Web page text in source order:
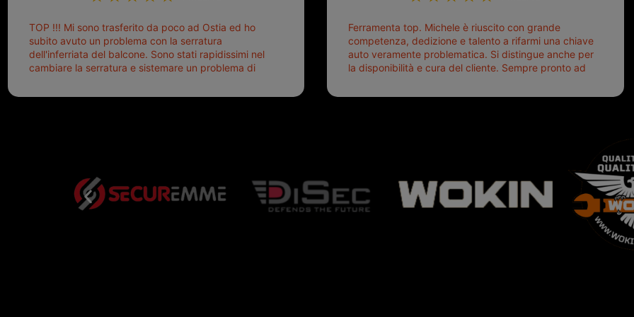
TOP !!! Mi sono trasferito da poco ad Ostia ed ho
subito avuto un problema con la serratura
dell'inferriata del balcone. Sono stati rapidissimi nel
cambiare la serratura e sistemare un problema di
che onesto evitando spese ben più esose.
Ferramenta top. Michele è riuscito con grande
competenza, dedizione e talento a rifarmi una chiave
auto veramente problematica. Si distingue anche per
la disponibilità e cura del cliente. Sempre pronto ad